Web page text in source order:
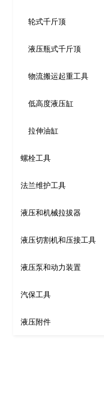
轮式千斤顶
液压瓶式千斤顶
物流搬运起重工具
低高度液压缸
拉伸油缸
螺栓工具
法兰维护工具
液压和机械拉拔器
液压切割机和压接工具
液压泵和动力装置
汽保工具
液压附件